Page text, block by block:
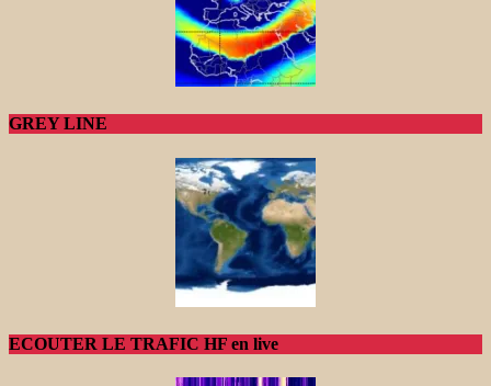
GREY LINE
ECOUTER LE TRAFIC HF en live